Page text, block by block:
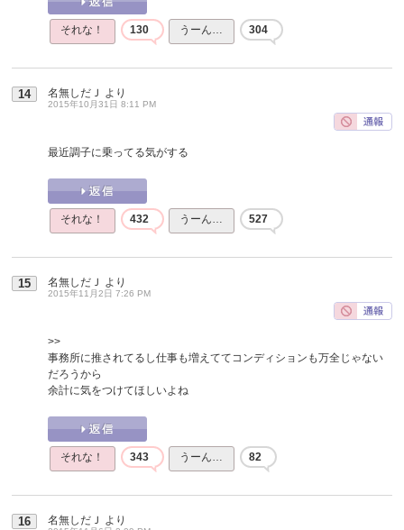
それな！ 130 うーん… 304
14 名無しだＪ より
2015年10月31日 8:11 PM
最近調子に乗ってる気がする
それな！ 432 うーん… 527
15 名無しだＪ より
2015年11月2日 7:26 PM
>>
事務所に推されてるし仕事も増えててコンディションも万全じゃない
だろうから
余計に気をつけてほしいよね
それな！ 343 うーん… 82
16 名無しだＪ より